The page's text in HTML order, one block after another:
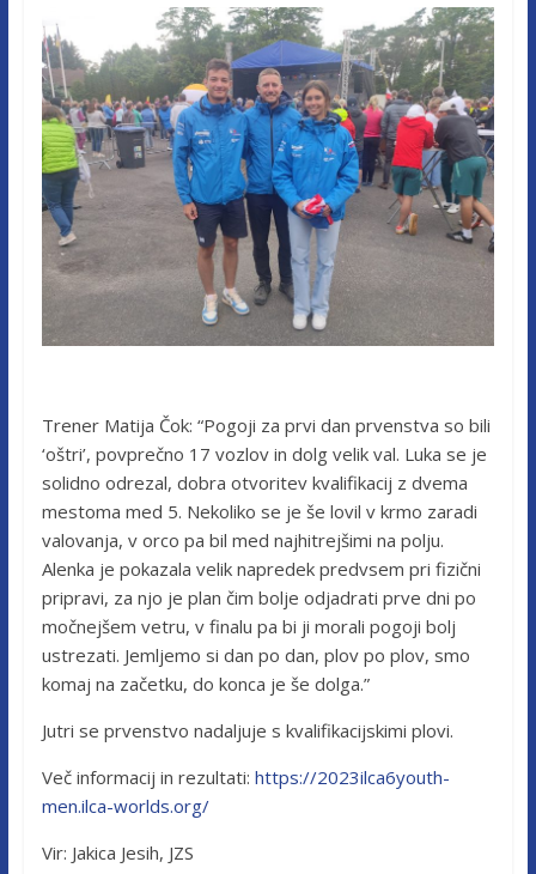
Trener Matija Čok: “Pogoji za prvi dan prvenstva so bili
‘oštri’, povprečno 17 vozlov in dolg velik val. Luka se je
solidno odrezal, dobra otvoritev kvalifikacij z dvema
mestoma med 5. Nekoliko se je še lovil v krmo zaradi
valovanja, v orco pa bil med najhitrejšimi na polju.
Alenka je pokazala velik napredek predvsem pri fizični
pripravi, za njo je plan čim bolje odjadrati prve dni po
močnejšem vetru, v finalu pa bi ji morali pogoji bolj
ustrezati. Jemljemo si dan po dan, plov po plov, smo
komaj na začetku, do konca je še dolga.”
Jutri se prvenstvo nadaljuje s kvalifikacijskimi plovi.
Več informacij in rezultati: https://2023ilca6youth-
men.ilca-worlds.org/
Vir: Jakica Jesih, JZS